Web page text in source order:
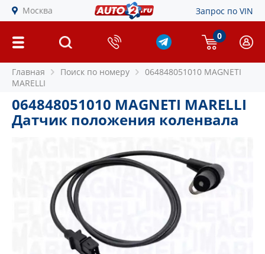
Москва Запрос по VIN
0
Главная Поиск по номеру
064848051010 MAGNETI
MARELLI
064848051010 MAGNETI MARELLI
Датчик положения коленвала